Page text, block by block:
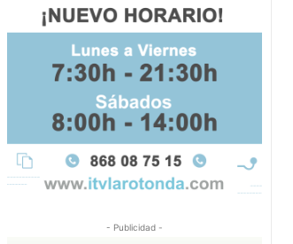
- Publicidad -